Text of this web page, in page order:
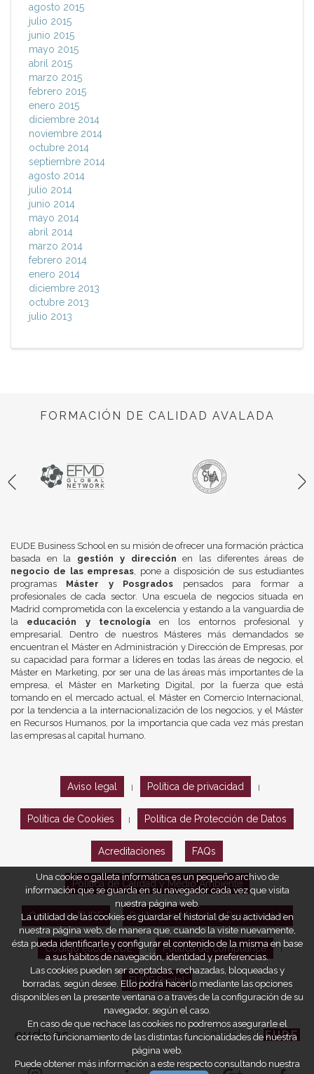
agosto 2015
julio 2015
junio 2015
mayo 2015
abril 2015
marzo 2015
febrero 2015
enero 2015
diciembre 2014
noviembre 2014
octubre 2014
septiembre 2014
agosto 2014
julio 2014
junio 2014
mayo 2014
abril 2014
marzo 2014
febrero 2014
enero 2014
diciembre 2013
octubre 2013
julio 2013
FORMACIÓN DE CALIDAD AVALADA
EUDE Business School en su misión de ofrecer una formación práctica
basada en la gestión y dirección en las diferentes áreas de
negocio de las empresas, pone a disposición de sus estudiantes
programas Máster y Posgrados pensados para formar a
profesionales de cada sector. Una escuela de negocios situada en
Madrid comprometida con la excelencia y estando a la vanguardia de
la educación y tecnologíaen los entornos profesional y
empresarial. Dentro de nuestros Másteres más demandados se
encuentran el Máster en Administración y Dirección de Empresas, por
su capacidad para formar a líderes en todas las áreas de negocio, el
Máster en Marketing, por ser una de las áreas más importantes de la
empresa, el Máster en Marketing Digital, por la fuerza que está
tomando en el mercado actual, el Máster en Comercio Internacional,
por la tendencia a la internacionalización de los negocios, y el Máster
en Recursos Humanos, por la importancia que cada vez más prestan
las empresas al capital humano.
Aviso legal Política de privacidad
Política de Cookies Política de Protección de Datos
Acreditaciones FAQs
Política de Calidad y Medio Ambiente
Opiniones EUDE Política de Marketing Responsable
Código ético EUDE Política de compliance
EUDE Digital
eude.es #WEARE EUDE
Una cookie o galleta informática es un pequeño archivo de
información que se guarda en su navegador cada vez que visita
nuestra página web.
La utilidad de las cookies es guardar el historial de su actividad en
nuestra página web, de manera que, cuando la visite nuevamente,
ésta pueda identificarle y configurar el contenido de la misma en base
a sus hábitos de navegación, identidad y preferencias.
Las cookies pueden ser aceptadas, rechazadas, bloqueadas y
borradas, según desee. Ello podrá hacerlo mediante las opciones
disponibles en la presente ventana o a través de la configuración de su
navegador, según el caso.
En caso de que rechace las cookies no podremos asegurarle el
correcto funcionamiento de las distintas funcionalidades de nuestra
página web.
Puede obtener más información a este respecto consultando nuestra